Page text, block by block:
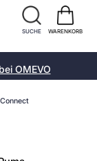
OMEVO
SUCHE WARENKORB